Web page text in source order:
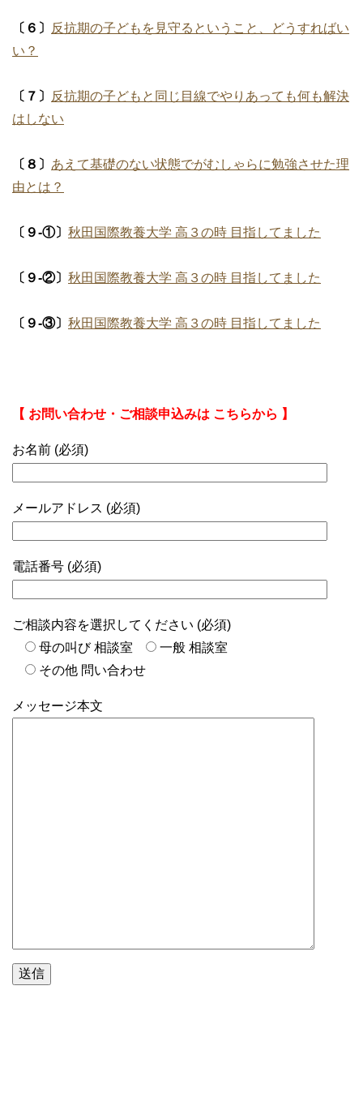
〔６〕
反抗期の子どもを見守るということ、どうすればい
い？
〔７〕
反抗期の子どもと同じ目線でやりあっても何も解決
はしない
〔８〕 あえて基礎のない状態でがむしゃらに勉強させた理
由とは？
〔９-①〕 秋田国際教養大学 高３の時 目指してました
〔９-②〕 秋田国際教養大学 高３の時 目指してました
〔９-③〕 秋田国際教養大学 高３の時 目指してました
【 お問い合わせ・ご相談申込みは こちらから 】
お名前 (必須)
メールアドレス (必須)
電話番号 (必須)
ご相談内容を選択してください (必須)
母の叫び 相談室
一般 相談室
その他 問い合わせ
メッセージ本文